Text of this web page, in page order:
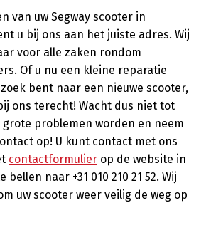
van uw Segway scooter in
u bij ons aan het juiste adres. Wij
voor alle zaken rondom
Of u nu een kleine reparatie
bent naar een nieuwe scooter,
ons terecht! Wacht dus niet tot
problemen worden en neem
op! U kunt contact met ons
contactformulier op de website in
naar +31 010 210 21 52. Wij
uw scooter weer veilig de weg op